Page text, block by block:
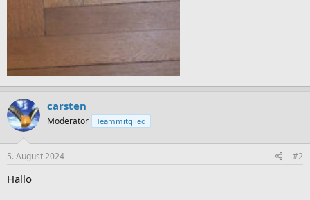
carsten
Moderator Teammitglied
5. August 2024 #2
Hallo